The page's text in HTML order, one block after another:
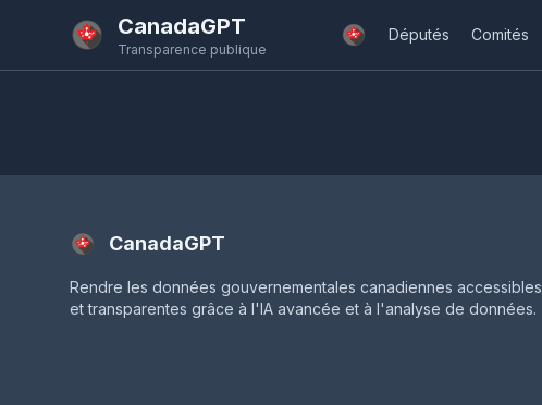
CanadaGPT
Transparence publique
Députés Comités
CanadaGPT
Rendre les données gouvernementales canadiennes accessibles
et transparentes grâce à l'IA avancée et à l'analyse de données.